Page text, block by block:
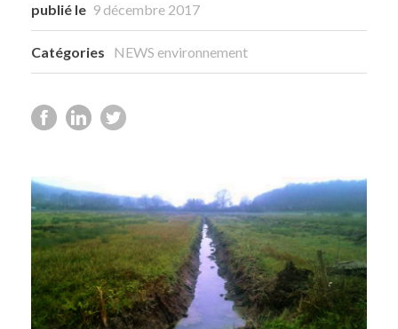
publié le 9 décembre 2017
Catégories NEWS environnement